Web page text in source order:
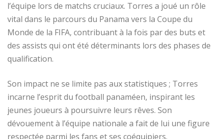
l’équipe lors de matchs cruciaux. Torres a joué un rôle
vital dans le parcours du Panama vers la Coupe du
Monde de la FIFA, contribuant à la fois par des buts et
des assists qui ont été déterminants lors des phases de
qualification.
Son impact ne se limite pas aux statistiques ; Torres
incarne l’esprit du football panaméen, inspirant les
jeunes joueurs à poursuivre leurs rêves. Son
dévouement à l’équipe nationale a fait de lui une figure
respectée parmi les fans et ses coéquipiers.